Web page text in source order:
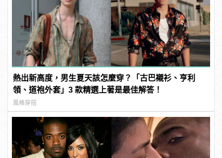
熱出新高度，男生夏天該怎麼穿？「古巴襯衫、亨利
領、道袍外套」3 款精選上著是最佳解答！
風格穿搭